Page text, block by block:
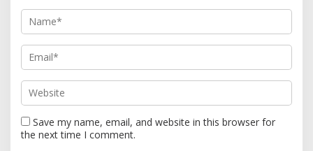
Save my name, email, and website in this browser for
the next time I comment.